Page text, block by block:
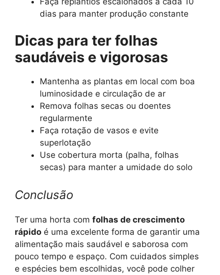
dias para manter produção constante
Dicas para ter folhas
saudáveis e vigorosas
Mantenha as plantas em local com boa
luminosidade e circulação de ar
Remova folhas secas ou doentes
regularmente
Faça rotação de vasos e evite
superlotação
Use cobertura morta (palha, folhas
secas) para manter a umidade do solo
Conclusão
Ter uma horta com folhas de crescimento
rápido é uma excelente forma de garantir uma
alimentação mais saudável e saborosa com
pouco tempo e espaço. Com cuidados simples
e espécies bem escolhidas, você pode colher